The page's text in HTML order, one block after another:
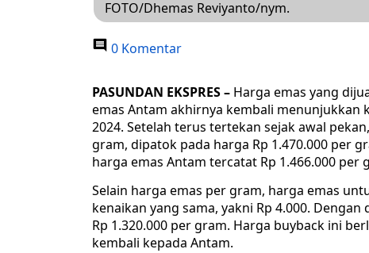
FOTO/Dhemas Reviyanto/nym.
0 Komentar
PASUNDAN EKSPRES – Harga emas yang
emas Antam akhirnya kembali menunjukkan
2024. Setelah terus tertekan sejak awal
gram, dipatok pada harga Rp 1.470.000 per
harga emas Antam tercatat Rp 1.466.000 per
Selain harga emas per gram, harga emas
kenaikan yang sama, yakni Rp 4.000.
Rp 1.320.000 per gram. Harga buyback ini
kembali kepada Antam.